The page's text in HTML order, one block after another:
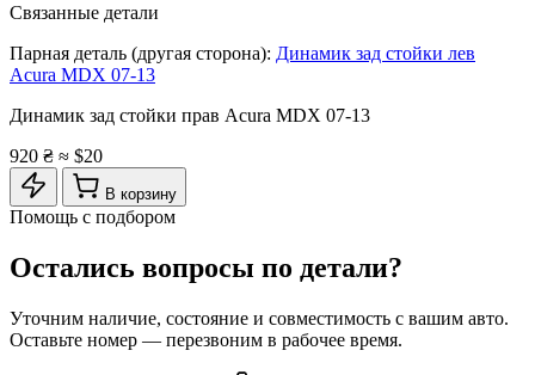
Связанные детали
Парная деталь (другая сторона): Динамик зад стойки лев
Acura MDX 07-13
Динамик зад стойки прав Acura MDX 07-13
920 ₴ ≈ $20
В корзину
Помощь с подбором
Остались вопросы по детали?
Уточним наличие, состояние и совместимость с вашим авто.
Оставьте номер — перезвоним в рабочее время.